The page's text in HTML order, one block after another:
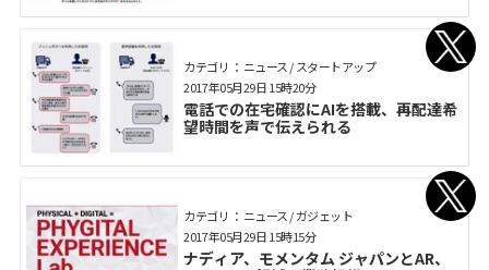
カテゴリ： ニュース / スタートアップ
電話での在宅確認にAIを搭載、再配達希
望時間を声で伝えられる
2017年05月29日 15時20分
カテゴリ： ニュース / ガジェット
ナディア、モメンタム ジャパンとAR、
2017年05月29日 15時15分